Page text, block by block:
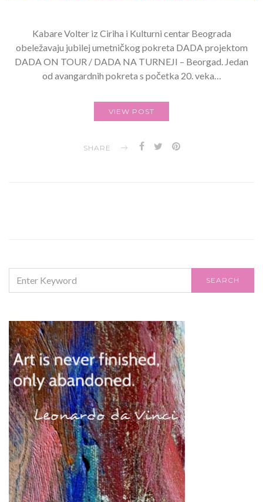
Kabare Volter iz Ciriha i Kulturni centar Beograda
obeležavaju jubilej umetničkog pokreta DADA projektom
DADA ON TOUR / DADA NA TURNEJI – Beorgad. Jedan
od avangardnih pokreta s početka 20. veka…
VIEW POST
SHARE
FOR:
SEARCH